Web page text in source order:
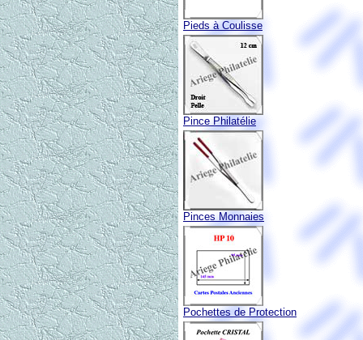
Pieds à Coulisse
Pince Philatélie
Pinces Monnaies
Pochettes de Protection